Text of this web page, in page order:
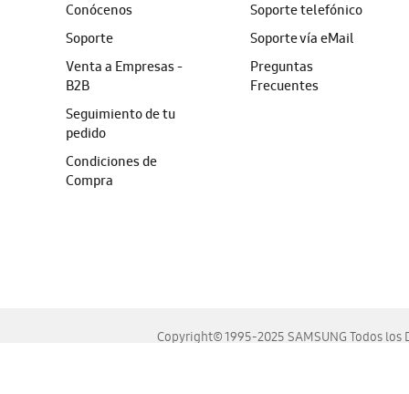
Conócenos
Soporte
Venta a Empresas -
B2B
Seguimiento de tu
pedido
Condiciones de
Compra
Soporte telefónico
Soporte vía eMail
Preguntas
Frecuentes
Copyright© 1995-2025 SAMSUNG Todos los